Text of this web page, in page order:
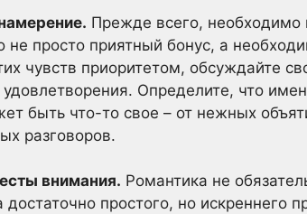
Прежде всего, необходимо
просто приятный бонус, а
чувств приоритетом, обсуждайте
Определите, что
быть что-то свое – от нежных
разговоров.
внимания. Романтика не
достаточно простого, но искреннего